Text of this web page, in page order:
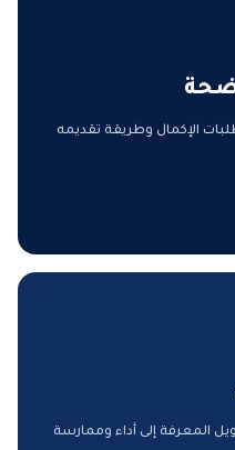
الإكمال وطريقة تقديمه
المعرفة إلى أداء وممارسة